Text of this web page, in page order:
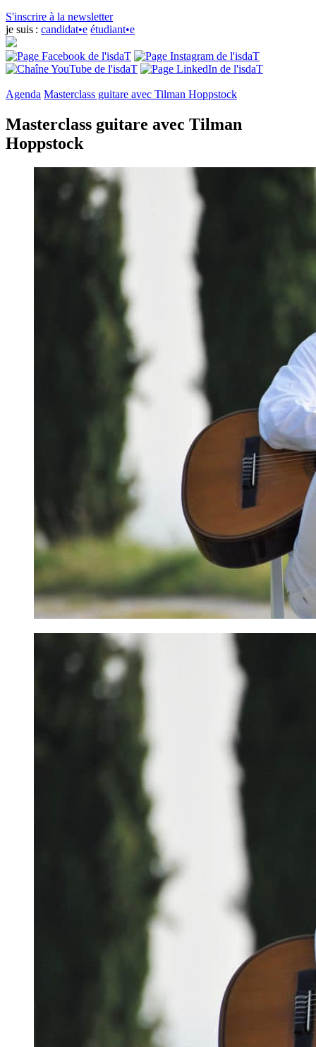
S'inscrire à la newsletter
je suis : candidat•e étudiant•e
Agenda Masterclass guitare avec Tilman Hoppstock
Masterclass guitare avec Tilman
Hoppstock